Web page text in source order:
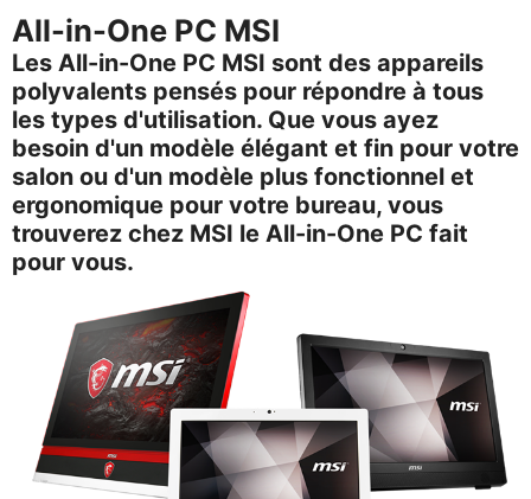
All-in-One PC MSI
Les All-in-One PC MSI sont des appareils
polyvalents pensés pour répondre à tous
les types d'utilisation. Que vous ayez
besoin d'un modèle élégant et fin pour votre
salon ou d'un modèle plus fonctionnel et
ergonomique pour votre bureau, vous
trouverez chez MSI le All-in-One PC fait
pour vous.